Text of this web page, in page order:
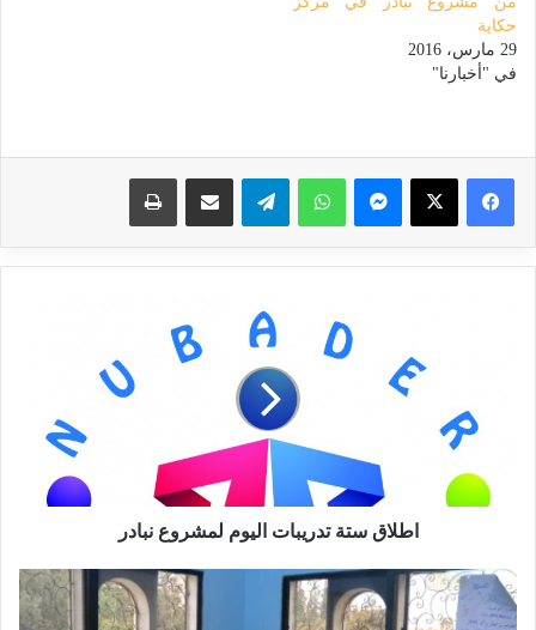
حكاية
29 مارس، 2016
في "أخبارنا"
ماسنجر واتساب تيلقرام مشاركة عبر البريد طباعة
اطلاق ستة تدريبات اليوم لمشروع نبادر